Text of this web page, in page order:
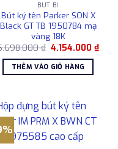
₫.
BÚT BI
Bút ký tên Parker SON X
Black GT TB 1950784 mạ
vàng 18K
₫ Giá
là:
5.698.000 ₫.
4.154.000₫Giá
hiện
THÊM VÀO GIỎ HÀNG